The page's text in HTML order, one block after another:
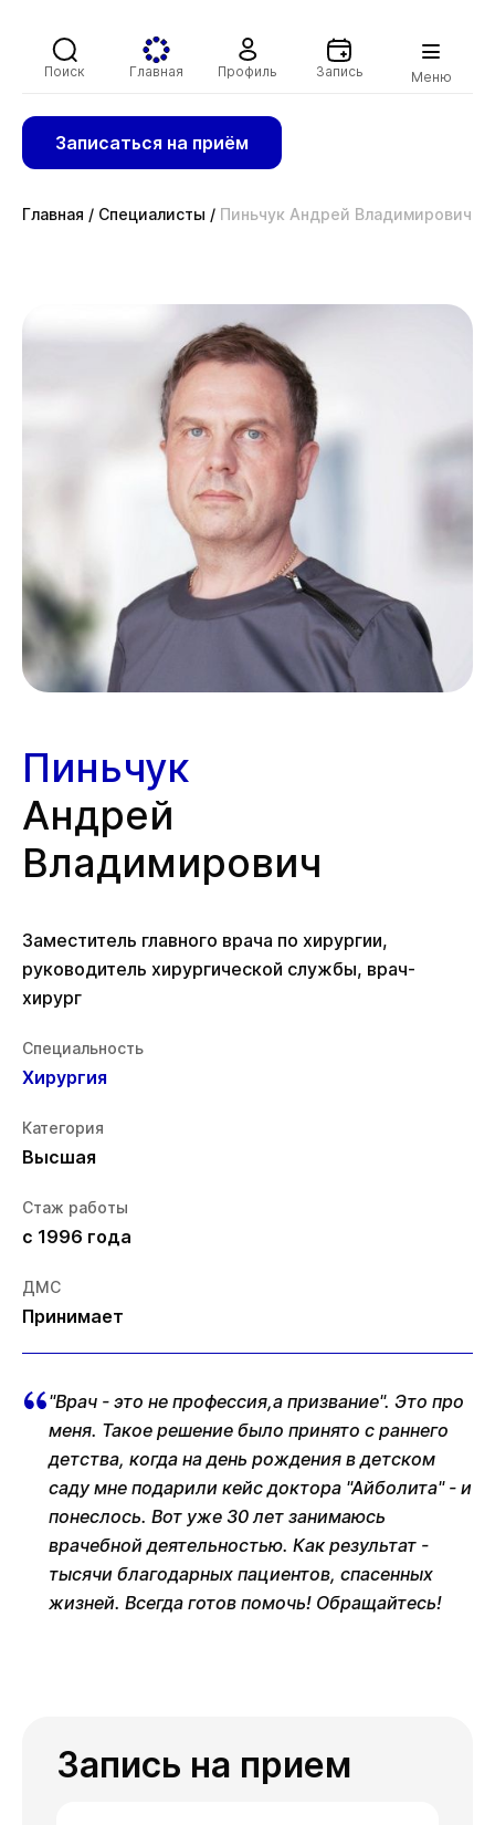
Поиск Главная Профиль Запись Меню
Записаться на приём
Главная / Специалисты / Пиньчук Андрей Владимирович
Пиньчук
Андрей
Владимирович
Заместитель главного врача по хирургии,
руководитель хирургической службы, врач-
хирург
Специальность
Хирургия
Категория
Высшая
Стаж работы
с 1996 года
ДМС
Принимает
"Врач - это не профессия,а призвание". Это про
меня. Такое решение было принято с раннего
детства, когда на день рождения в детском
саду мне подарили кейс доктора "Айболита" - и
понеслось. Вот уже 30 лет занимаюсь
врачебной деятельностью. Как результат -
тысячи благодарных пациентов, спасенных
жизней. Всегда готов помочь! Обращайтесь!
Запись на прием